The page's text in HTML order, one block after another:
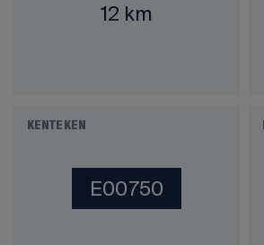
12 km
KENTEKEN
E00750